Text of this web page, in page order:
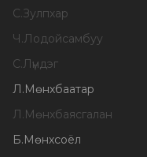
С.Зулпхар
Ч.Лодойсамбуу
С.Лүндэг
Л.Мөнхбаатар
Л.Мөнхбаясгалан
Б.Мөнхсоёл